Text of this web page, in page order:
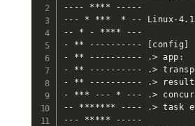
---- **** -----
--- * ***  * -- Linux-
-- * - **** ---
- ** ---------- [config]
- ** ---------- .> app:
- ** ---------- .>
- ** ---------- .>
- *** --- * --- .>
-- ******* ---- .> task
--- ***** -----